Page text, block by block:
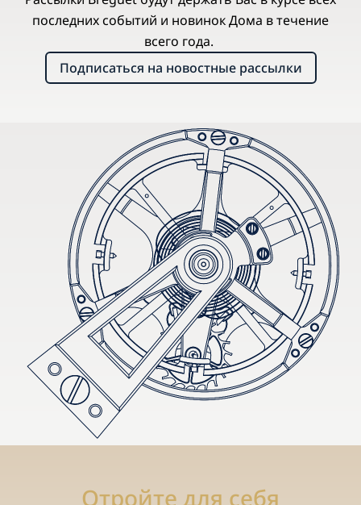
последних событий и новинок Дома в течение
всего года.
Подписаться на новостные рассылки
Отройте для себя